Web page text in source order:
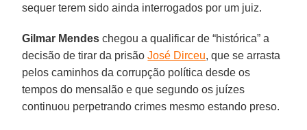
sequer terem sido ainda interrogados por um juiz.
Gilmar Mendes chegou a qualificar de “histórica” a
decisão de tirar da prisãoJosé Dirceu, que se arrasta
pelos caminhos da corrupção política desde os
tempos do mensalão e que segundo os juízes
continuou perpetrando crimes mesmo estando preso.